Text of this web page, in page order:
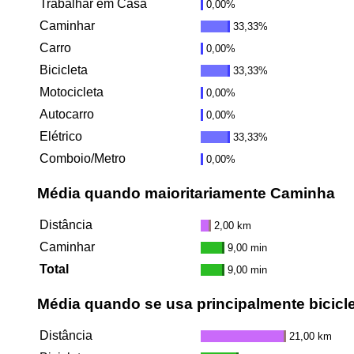
Trabalhar em Casa 0,00%
Caminhar 33,33%
Carro 0,00%
Bicicleta 33,33%
Motocicleta 0,00%
Autocarro 0,00%
Elétrico 33,33%
Comboio/Metro 0,00%
Média quando maioritariamente Caminha
Distância 2,00 km
Caminhar 9,00 min
Total 9,00 min
Média quando se usa principalmente
Distância 21,00 km